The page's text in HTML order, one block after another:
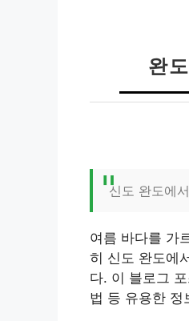
완
신도 완도에
여름 바다를 가
히 신도 완도에
다. 이 블로그
법 등 유용한 정